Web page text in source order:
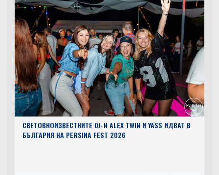
СВЕТОВНОИЗВЕСТНИТЕ DJ-И ALEX TWIN И YASS ИДВАТ В
БЪЛГАРИЯ НА PERSINA FEST 2026